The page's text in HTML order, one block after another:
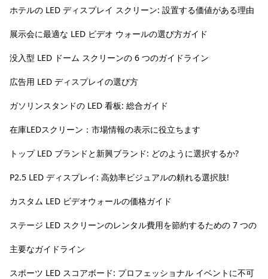
ホテルの LED ディスプレイ スクリーン: 設置する価値がある理由
展示会に最適な LED ビデオ ウォールの選び方ガイド
没入型 LED ドーム スクリーンの 6 つのガイドライン
広告用 LED ディスプレイの選び方
ガソリンスタンドの LED 看板: 総合ガイド
在庫LEDスクリーン：市場情報の表示に役立ちます
トップ LED ブランドと新興ブランド: どのように選択するか?
P2.5 LED ディスプレイ: 高効率ビジュアルの頼れる選択肢!
カスタム LED ビデオウォールの価格ガイド
ステージ LED スクリーンのレンタル費用を節約するための 7 つの
主要なガイドライン
スポーツ LED スコアボード: プロフェッショナル イベントに不可